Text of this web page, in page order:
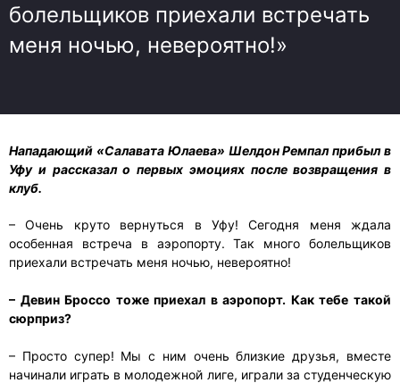
болельщиков приехали встречать
меня ночью, невероятно!»
Нападающий «Салавата Юлаева» Шелдон Ремпал прибыл в
Уфу и рассказал о первых эмоциях после возвращения в
клуб.
– Очень круто вернуться в Уфу! Сегодня меня ждала
особенная встреча в аэропорту. Так много болельщиков
приехали встречать меня ночью, невероятно!
– Девин Броссо тоже приехал в аэропорт. Как тебе такой
сюрприз?
– Просто супер! Мы с ним очень близкие друзья, вместе
начинали играть в молодежной лиге, играли за студенческую